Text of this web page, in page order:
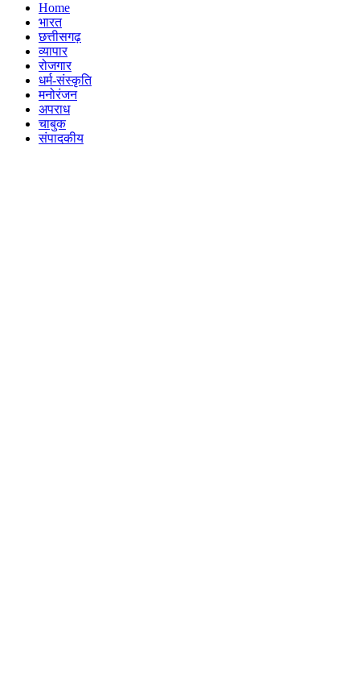
Home
भारत
छत्तीसगढ़
व्यापार
रोजगार
धर्म-संस्कृति
मनोरंजन
अपराध
चाबुक
संपादकीय